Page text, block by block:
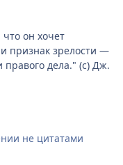
он хочет
признак зрелости —
дела." (с) Дж.
не цитатами